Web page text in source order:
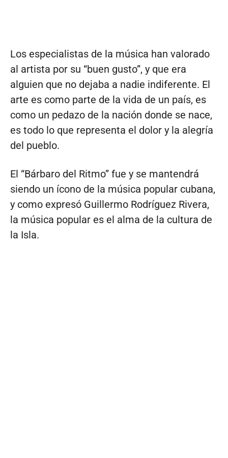
Los especialistas de la música han valorado
al artista por su “buen gusto”, y que era
alguien que no dejaba a nadie indiferente. El
arte es como parte de la vida de un país, es
como un pedazo de la nación donde se nace,
es todo lo que representa el dolor y la alegría
del pueblo.
El “Bárbaro del Ritmo” fue y se mantendrá
siendo un ícono de la música popular cubana,
y como expresó Guillermo Rodríguez Rivera,
la música popular es el alma de la cultura de
la Isla.